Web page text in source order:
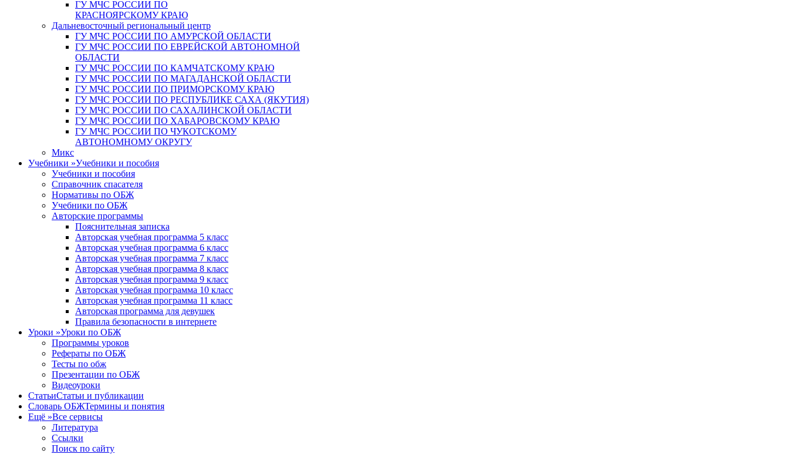
ГУ МЧС РОССИИ ПО
КРАСНОЯРСКОМУ КРАЮ
Дальневосточный региональный центр
ГУ МЧС РОССИИ ПО АМУРСКОЙ ОБЛАСТИ
ГУ МЧС РОССИИ ПО ЕВРЕЙСКОЙ АВТОНОМНОЙ
ОБЛАСТИ
ГУ МЧС РОССИИ ПО КАМЧАТСКОМУ КРАЮ
ГУ МЧС РОССИИ ПО МАГАДАНСКОЙ ОБЛАСТИ
ГУ МЧС РОССИИ ПО ПРИМОРСКОМУ КРАЮ
ГУ МЧС РОССИИ ПО РЕСПУБЛИКЕ САХА (ЯКУТИЯ)
ГУ МЧС РОССИИ ПО САХАЛИНСКОЙ ОБЛАСТИ
ГУ МЧС РОССИИ ПО ХАБАРОВСКОМУ КРАЮ
ГУ МЧС РОССИИ ПО ЧУКОТСКОМУ
АВТОНОМНОМУ ОКРУГУ
Микс
Учебники »Учебники и пособия
Учебники и пособия
Справочник спасателя
Нормативы по ОБЖ
Учебники по ОБЖ
Авторские программы
Пояснительная записка
Авторская учебная программа 5 класс
Авторская учебная программа 6 класс
Авторская учебная программа 7 класс
Авторская учебная программа 8 класс
Авторская учебная программа 9 класс
Авторская учебная программа 10 класс
Авторская учебная программа 11 класс
Авторская программа для девушек
Правила безопасности в интернете
Уроки »Уроки по ОБЖ
Программы уроков
Рефераты по ОБЖ
Тесты по обж
Презентации по ОБЖ
Видеоуроки
СтатьиСтатьи и публикации
Словарь ОБЖТермины и понятия
Ещё »Все сервисы
Литература
Ссылки
Поиск по сайту